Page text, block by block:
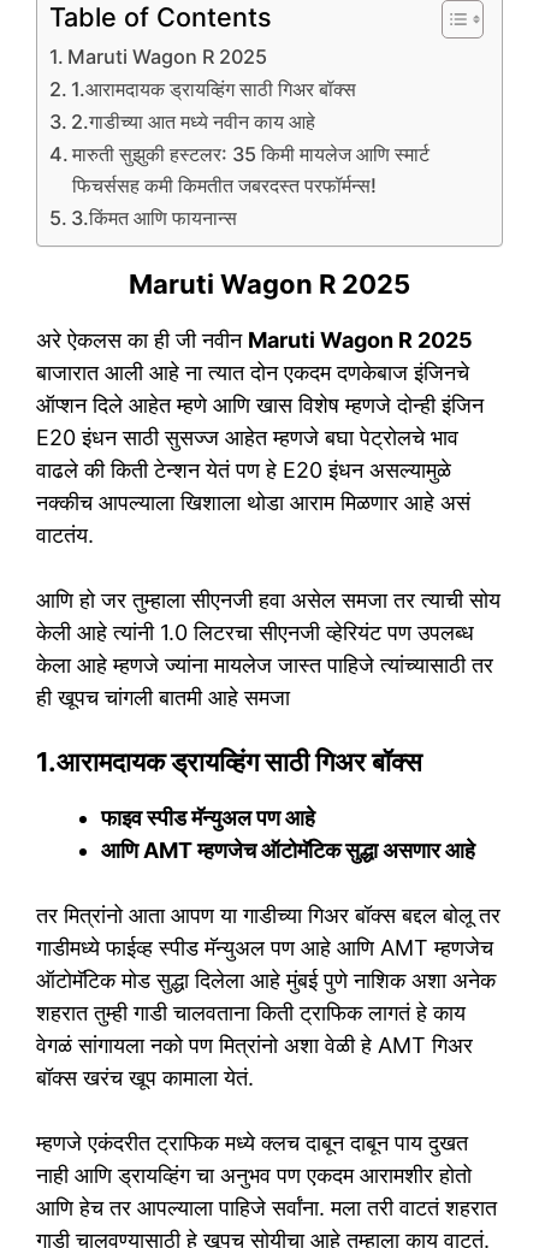
Table of Contents
Maruti Wagon R 2025
1.आरामदायक ड्रायव्हिंग साठी गिअर बॉक्स
2.गाडीच्या आत मध्ये नवीन काय आहे
मारुती सुझुकी हस्टलर: 35 किमी मायलेज आणि स्मार्ट
फिचर्ससह कमी किमतीत जबरदस्त परफॉर्मन्स!
3.किंमत आणि फायनान्स
Maruti Wagon R 2025
अरे ऐकलस का ही जी नवीन Maruti Wagon R 2025
बाजारात आली आहे ना त्यात दोन एकदम दणकेबाज इंजिनचे
ऑप्शन दिले आहेत म्हणे आणि खास विशेष म्हणजे दोन्ही इंजिन
E20 इंधन साठी सुसज्ज आहेत म्हणजे बघा पेट्रोलचे भाव
वाढले की किती टेन्शन येतं पण हे E20 इंधन असल्यामुळे
नक्कीच आपल्याला खिशाला थोडा आराम मिळणार आहे असं
वाटतंय.
आणि हो जर तुम्हाला सीएनजी हवा असेल समजा तर त्याची सोय
केली आहे त्यांनी 1.0 लिटरचा सीएनजी व्हेरियंट पण उपलब्ध
केला आहे म्हणजे ज्यांना मायलेज जास्त पाहिजे त्यांच्यासाठी तर
ही खूपच चांगली बातमी आहे समजा
1.आरामदायक ड्रायव्हिंग साठी गिअर बॉक्स
फाइव स्पीड मॅन्युअल पण आहे
आणि AMT म्हणजेच ऑटोमॅटिक सुद्धा असणार आहे
तर मित्रांनो आता आपण या गाडीच्या गिअर बॉक्स बद्दल बोलू तर
गाडीमध्ये फाईव्ह स्पीड मॅन्युअल पण आहे आणि AMT म्हणजेच
ऑटोमॅटिक मोड सुद्धा दिलेला आहे मुंबई पुणे नाशिक अशा अनेक
शहरात तुम्ही गाडी चालवताना किती ट्राफिक लागतं हे काय
वेगळं सांगायला नको पण मित्रांनो अशा वेळी हे AMT गिअर
बॉक्स खरंच खूप कामाला येतं.‌
म्हणजे एकंदरीत ट्राफिक मध्ये क्लच दाबून दाबून पाय दुखत
नाही आणि ड्रायव्हिंग चा अनुभव पण एकदम आरामशीर होतो
आणि हेच तर आपल्याला पाहिजे सर्वांना. मला तरी वाटतं शहरात
गाडी चालवण्यासाठी हे खूपच सोयीचा आहे तुम्हाला काय वाटतं.